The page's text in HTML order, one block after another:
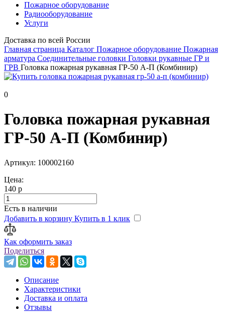
Пожарное оборудование
Радиооборудование
Услуги
Доставка по всей России
Главная страница Каталог Пожарное оборудование Пожарная
арматура Соединительные головки Головки рукавные ГР и
ГРВ Головка пожарная рукавная ГР-50 А-П (Комбинир)
0
Головка пожарная рукавная
ГР-50 А-П (Комбинир)
Артикул: 100002160
Цена:
140 р
Есть в наличии
Добавить в корзину Купить в 1 клик
Как оформить заказ
Поделиться
Описание
Характеристики
Доставка и оплата
Отзывы